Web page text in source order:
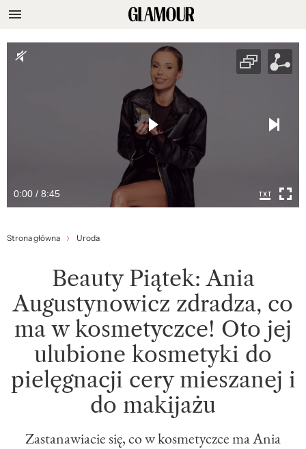
0:00 / 8:45
Strona główna Uroda
Beauty Piątek: Ania
Augustynowicz zdradza, co
ma w kosmetyczce! Oto jej
ulubione kosmetyki do
pielęgnacji cery mieszanej i
do makijażu
Zastanawiacie się, co w kosmetyczce ma Ania